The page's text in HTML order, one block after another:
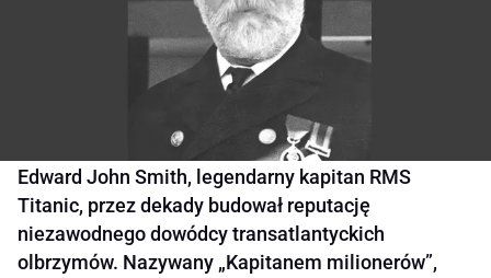
Edward John Smith, legendarny kapitan RMS
Titanic, przez dekady budował reputację
niezawodnego dowódcy transatlantyckich
olbrzymów. Nazywany „Kapitanem milionerów”,